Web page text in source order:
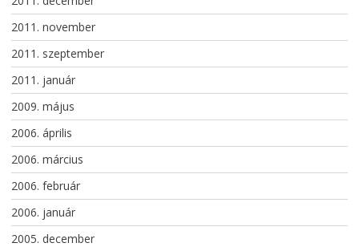
2011. november
2011. szeptember
2011. január
2009. május
2006. április
2006. március
2006. február
2006. január
2005. december